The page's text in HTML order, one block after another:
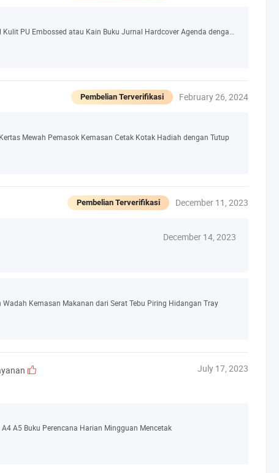
Pembelian Terverifikasi February 26, 2024
Mewah Pemasok Kemasan Cetak Kotak Hadiah dengan Tutup
Pembelian Terverifikasi December 11, 2023
December 14, 2023
Kemasan Makanan dari Serat Tebu Piring Hidangan Tray
July 17, 2023
A5 Buku Perencana Harian Mingguan Mencetak